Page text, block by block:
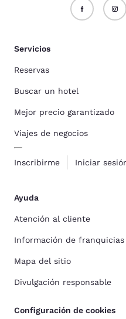
Servicios
Reservas
Buscar un hotel
Mejor precio garantizado
Viajes de negocios
Inscribirme Iniciar
Ayuda
Atención al cliente
Información de franquicias
Mapa del sitio
Divulgación responsable
Configuración de cookies